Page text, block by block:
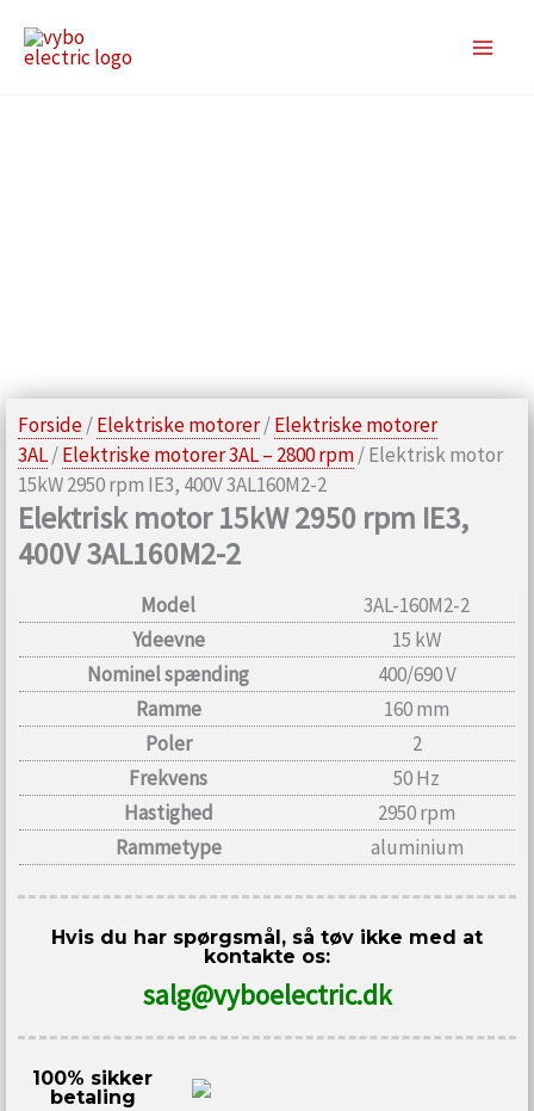
Forside/Elektriske motorer/Elektriske motorer
3AL/Elektriske motorer 3AL – 2800 rpm/ Elektrisk motor
15kW 2950 rpm IE3, 400V 3AL160M2-2
Elektrisk motor 15kW 2950 rpm IE3,
400V 3AL160M2-2
Model
3AL-160M2-2
Ydeevne
15 kW
Nominel spænding
400/690 V
Ramme
160 mm
Poler
2
Frekvens
50 Hz
Hastighed
2950 rpm
Rammetype
aluminium
Hvis du har spørgsmål, så tøv ikke med at
kontakte os:
salg@vyboelectric.dk
100% sikker
betaling